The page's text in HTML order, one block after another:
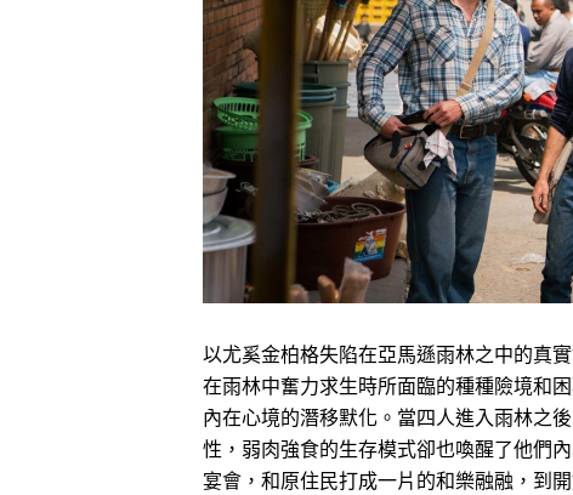
以尤奚金柏格失陷在亞馬遜雨林之中的真
在雨林中奮力求生時所面臨的種種險境和
內在心境的潛移默化。當四人進入雨林之
性，弱肉強食的生存模式卻也喚醒了他們
宴會，和原住民打成一片的和樂融融，到